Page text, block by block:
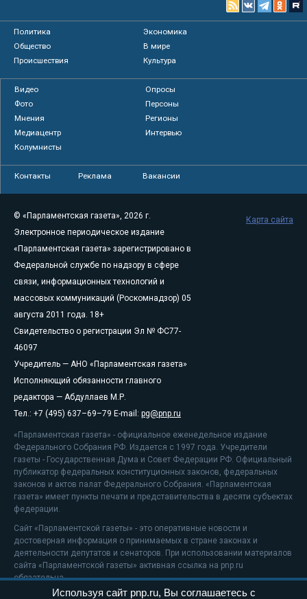
Политика
Экономика
Общество
В мире
Происшествия
Культура
Видео
Опросы
Фото
Персоны
Мнения
Регионы
Медиацентр
Интервью
Колумнисты
Контакты Реклама Вакансии
© «Парламентская газета», 2026 г.
Электронное периодическое издание
«Парламентская газета» зарегистрировано в
Федеральной службе по надзору в сфере
связи, информационных технологий и
массовых коммуникаций (Роскомнадзор) 05
августа 2011 года. 18+
Свидетельство о регистрации Эл № ФС77-
46097
Учредитель — АНО «Парламентская газета»
Исполняющий обязанности главного
редактора — Абдуллаев М.Р.
Тел.: +7 (495) 637–69–79 E-mail: pg@pnp.ru
«Парламентская газета» - официальное еженедельное издание
Федерального Собрания РФ. Издается с 1997 года. Учредители
газеты - Государственная Дума и Совет Федерации РФ. Официальный
публикатор федеральных конституционных законов, федеральных
законов и актов палат Федерального Собрания. «Парламентская
газета» имеет пункты печати и представительства в десяти субъектах
федерации.
Сайт «Парламентской газеты» - это оперативные новости и
достоверная информация о принимаемых в стране законах и
деятельности депутатов и сенаторов. При использовании материалов
сайта «Парламентской газеты» активная ссылка на pnp.ru
обязательна.
На информационном ресурсе применяютсярекомендательные
Карта сайта
Используя сайт pnp.ru, Вы соглашаетесь с